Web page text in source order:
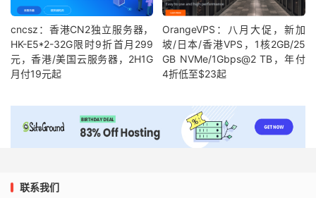
cncsz：香港CN2独立服务器，
HK-E5*2-32G限时9折首月299
元，香港/美国云服务器，2H1G
月付19元起
OrangeVPS：八月大促，新加
坡/日本/香港VPS，1核2GB/25
GB NVMe/1Gbps@2 TB，年付
4折低至$23起
联系我们